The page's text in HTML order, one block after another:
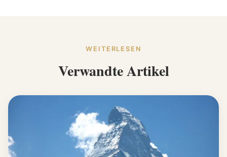
WEITERLESEN
Verwandte Artikel